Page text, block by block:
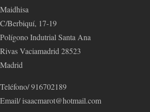
Maidhisa
C/Berbiquí, 17-19
Polígono Indutrial Santa Ana
Rivas Vaciamadrid 28523
Madrid
Teléfono/ 916702189
Email/ isaacmarot@hotmail.com